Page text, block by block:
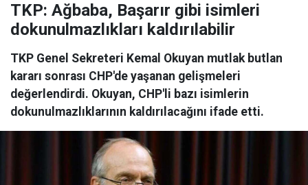
TKP: Ağbaba, Başarır gibi isimleri
dokunulmazlıkları kaldırılabilir
TKP Genel Sekreteri Kemal Okuyan mutlak butlan
kararı sonrası CHP'de yaşanan gelişmeleri
değerlendirdi. Okuyan, CHP'li bazı isimlerin
dokunulmazlıklarının kaldırılacağını ifade etti.